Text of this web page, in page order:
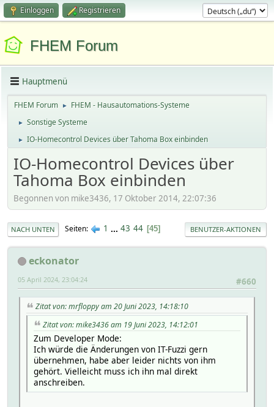
Einloggen Registrieren
FHEM Forum
Hauptmenü
FHEM Forum ► FHEM - Hausautomations-Systeme
► Sonstige Systeme
► IO-Homecontrol Devices über Tahoma Box einbinden
IO-Homecontrol Devices über
Tahoma Box einbinden
Begonnen von mike3436, 17 Oktober 2014, 22:07:36
NACH UNTEN Seiten 1 ... 43 44 45 BENUTZER-AKTIONEN
eckonator
#660
05 April 2024, 23:04:24
Zitat von: mrfloppy am 20 Juni 2023, 14:18:10
Zitat von: mike3436 am 19 Juni 2023, 14:12:01
Zum Developer Mode:
Ich würde die Änderungen von IT-Fuzzi gern
übernehmen, habe aber leider nichts von ihm
gehört. Vielleicht muss ich ihn mal direkt
anschreiben.